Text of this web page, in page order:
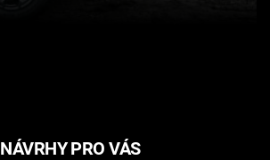
NÁVRHY PRO VÁS